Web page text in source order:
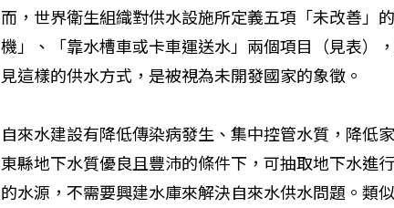
而，世界衛生組織對供水設施所定義五項「未改善」
機」、「靠水槽車或卡車運送水」兩個項目（見表）
見這樣的供水方式，是被視為未開發國家的象徵。
自來水建設有降低傳染病發生、集中控管水質，降低
東縣地下水質優良且豐沛的條件下，可抽取地下水進
的水源，不需要興建水庫來解決自來水供水問題。類